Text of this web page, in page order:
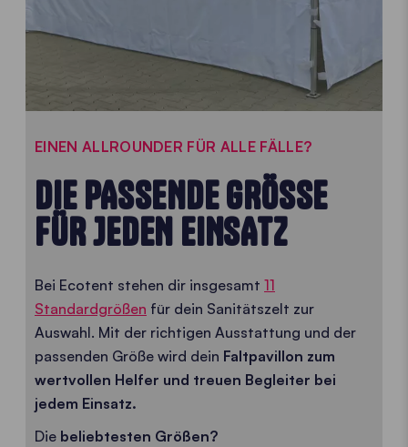
EINEN ALLROUNDER FÜR ALLE FÄLLE?
DIE PASSENDE GRÖSSE F
ÜR JEDEN EINSATZ
Bei Ecotent stehen dir insgesamt 11
Standardgrößen für dein Sanitätszelt zur
Auswahl. Mit der richtigen Ausstattung und der
passenden Größe wird dein Faltpavillon zum
wertvollen Helfer und treuen Begleiter bei
jedem Einsatz.
Die beliebtesten Größen?